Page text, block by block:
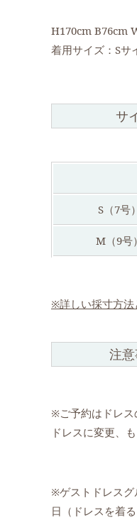
H170cm B76cm
着用サイズ：Sサ
サ
S（7号）
M（9号）
※詳しい採寸方法
注
※ご予約はドレス
ドレスに変更、
※ゲストドレスグ
日（ドレスを着